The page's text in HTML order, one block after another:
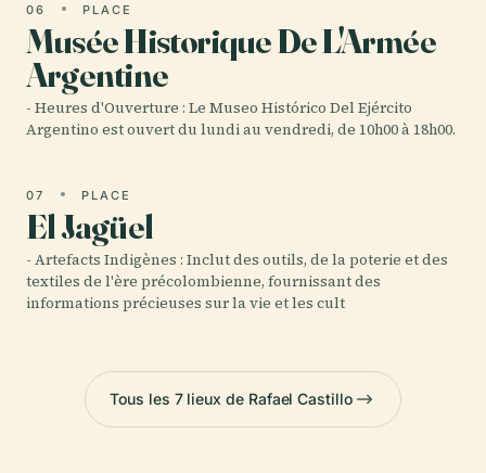
06 PLACE
Musée Historique De L'Armée
Argentine
- Heures d'Ouverture : Le Museo Histórico Del Ejército
Argentino est ouvert du lundi au vendredi, de 10h00 à 18h00.
07 PLACE
El Jagüel
- Artefacts Indigènes : Inclut des outils, de la poterie et des
textiles de l'ère précolombienne, fournissant des
informations précieuses sur la vie et les cult
Tous les 7 lieux de Rafael Castillo